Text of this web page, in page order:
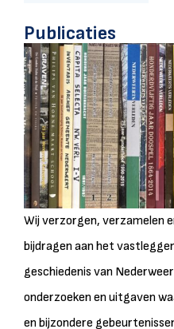
Publicaties
Wij verzorgen, verzamelen
bijdragen aan het
geschiedenis van
onderzoeken en uitgaven
en bijzondere